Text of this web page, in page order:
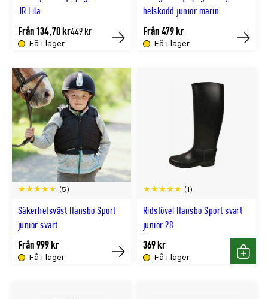
JR Lila
Få i lager
Från 134,70 krTidligere
449 kr
Köp
helskodd junior marin
Få i lager
Från 479 kr
Köp
Säkerhetsväst Hansbo Sport
junior svart
(5)
Få i lager
Från 999 kr
Köp
Ridstövel Hansbo Sport svart
junior 28
(1)
Få i lager
369 kr
Köp